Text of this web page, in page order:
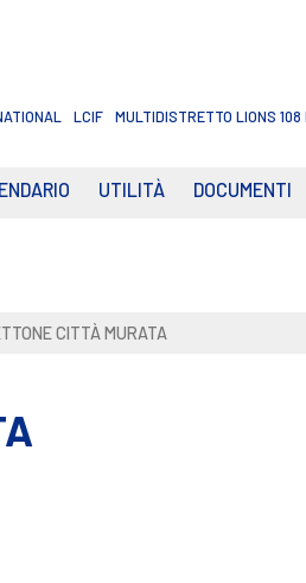
LCIF MULTIDISTRETTO LIONS 108
UTILITÀ DOCUMENTI
CITTÀ MURATA